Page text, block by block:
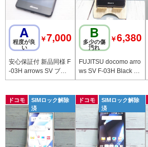
A
程度が良
い
￥7,000
安心保証付 新品同様 F
-03H arrows SV ブラ
ック 中古本体
B
多少の傷
汚れ
￥6,380
FUJITSU docomo arro
ws SV F-03H Black 99
8
ドコモ
SIMロック解除
済
ドコモ
SIMロック解除
済